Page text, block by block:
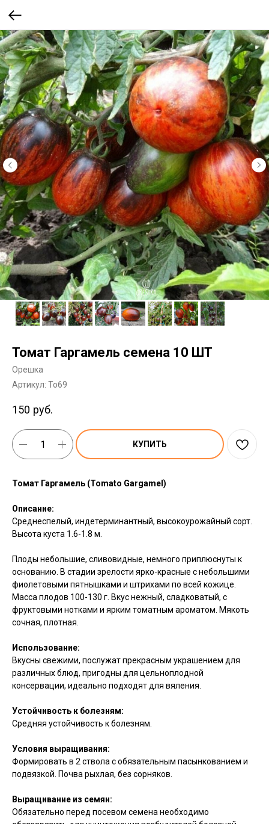
Томат Гаргамель семена 10 ШТ
Орешка
Артикул: To69
150 руб.
КУПИТЬ
Томат Гаргамель (Tomato Gargamel)
Описание:
Среднеспелый, индетерминантный, высокоурожайный сорт.
Высота куста 1.6-1.8 м.
Плоды небольшие, сливовидные, немного приплюснуты к
основанию. В стадии зрелости ярко-красные с небольшими
фиолетовыми пятнышками и штрихами по всей кожице.
Масса плодов 100-130 г. Вкус нежный, сладковатый, с
фруктовыми нотками и ярким томатным ароматом. Мякоть
сочная, плотная.
Использование:
Вкусны свежими, послужат прекрасным украшением для
различных блюд, пригодны для цельноплодной
консервации, идеально подходят для вяления.
Устойчивость к болезням:
Средняя устойчивость к болезням.
Условия выращивания:
Формировать в 2 ствола с обязательным пасынкованием и
подвязкой. Почва рыхлая, без сорняков.
Выращивание из семян:
Обязательно перед посевом семена необходимо